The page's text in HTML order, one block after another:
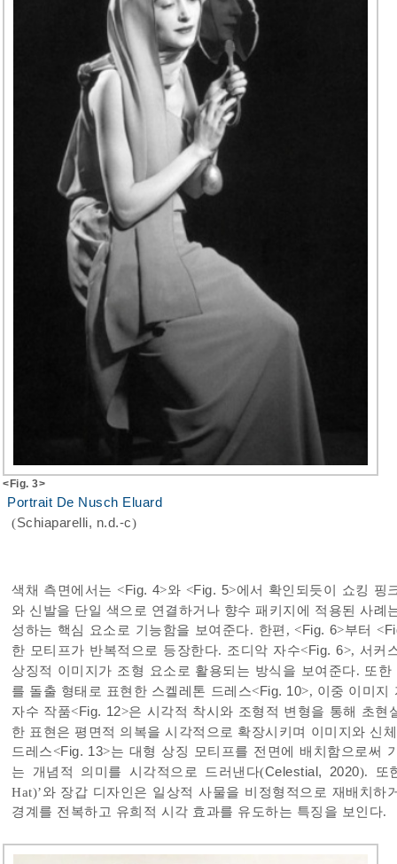
<Fig. 3>
Portrait De Nusch Eluard
(Schiaparelli, n.d.-c)
색채 측면에서는 <Fig. 4>와 <Fig. 5>에서 확인되듯이 쇼킹 핑
와 신발을 단일 색으로 연결하거나 향수 패키지에 적용된 사
성하는 핵심 요소로 기능함을 보여준다. 한편, <Fig. 6>부터 <
한 모티프가 반복적으로 등장한다. 조디악 자수<Fig. 6>, 서커
상징적 이미지가 조형 요소로 활용되는 방식을 보여준다. 또
를 돌출 형태로 표현한 스켈레톤 드레스<Fig. 10>, 이중 이미지
자수 작품<Fig. 12>은 시각적 착시와 조형적 변형을 통해 초
한 표현은 평면적 의복을 시각적으로 확장시키며 이미지와 신
드레스<Fig. 13>는 대형 상징 모티프를 전면에 배치함으로써
는 개념적 의미를 시각적으로 드러낸다(Celestial, 2020). 또
Hat)’와 장갑 디자인은 일상적 사물을 비정형적으로 재배치
경계를 전복하고 유희적 시각 효과를 유도하는 특징을 보인다.